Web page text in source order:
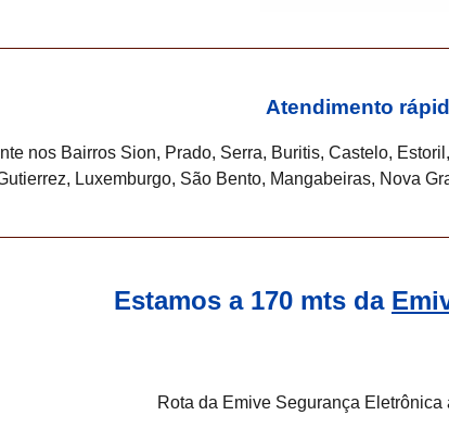
Atendimento
nos Bairros Sion, Prado, Serra, Buritis, Castelo,
Luxemburgo, São Bento, Mangabeiras, Nova
Estamos a 170 mts da
Rota da Emive Segurança